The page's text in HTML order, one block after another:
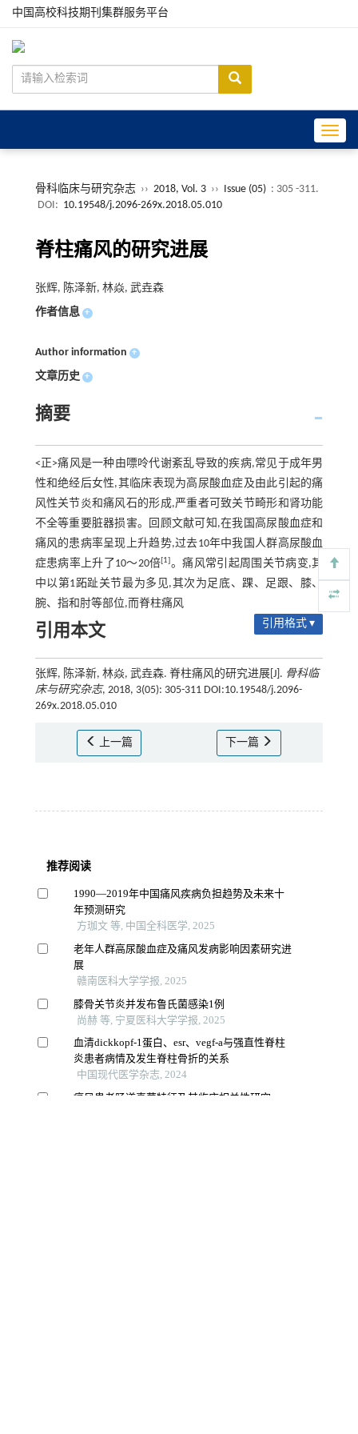
中国高校科技期刊集群服务平台
骨科临床与研究杂志 ›› 2018, Vol. 3 ›› Issue (05) : 305 -311.
DOI: 10.19548/j.2096-269x.2018.05.010
脊柱痛风的研究进展
张辉, 陈泽新, 林焱, 武垚森
作者信息 +
Author information +
文章历史 +
摘要
<正>痛风是一种由嘌呤代谢紊乱导致的疾病,常见于成年男
性和绝经后女性,其临床表现为高尿酸血症及由此引起的痛
风性关节炎和痛风石的形成,严重者可致关节畸形和肾功能
不全等重要脏器损害。回顾文献可知,在我国高尿酸血症和
痛风的患病率呈现上升趋势,过去10年中我国人群高尿酸血
症患病率上升了10～20倍[1]。痛风常引起周围关节病变,其
中以第1跖趾关节最为多见,其次为足底、踝、足跟、膝、
腕、指和肘等部位,而脊柱痛风
引用本文 引用格式 ▾
张辉, 陈泽新, 林焱, 武垚森. 脊柱痛风的研究进展[J]. 骨科临
床与研究杂志, 2018, 3(05): 305-311 DOI:10.19548/j.2096-
269x.2018.05.010
上一篇 下一篇